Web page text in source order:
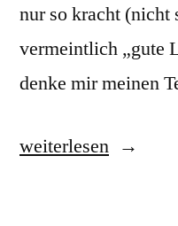
nur so kracht (nicht
vermeintlich „gute
denke mir meinen
„10
weiterlesen